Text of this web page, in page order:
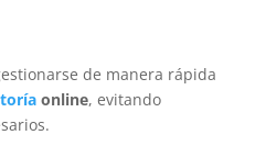
de manera rápida
online, evitando